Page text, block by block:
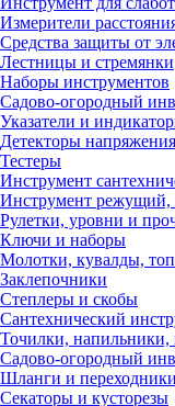
Измерители
Средства защиты от
Лестницы и стремянки
Наборы инструментов
Садово-огородный
Указатели и
Детекторы напряжения
Тестеры
Инструмент
Инструмент
Рулетки, уровни и
Ключи и наборы
Молотки, кувалды,
Заклепочники
Степлеры и скобы
Сантехнический
Точилки,
Садово-огородный
Шланги и переходники
Секаторы и кусторезы